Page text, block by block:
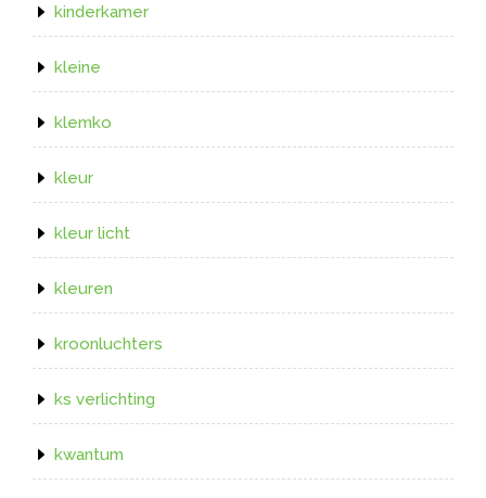
kinderkamer
kleine
klemko
kleur
kleur licht
kleuren
kroonluchters
ks verlichting
kwantum